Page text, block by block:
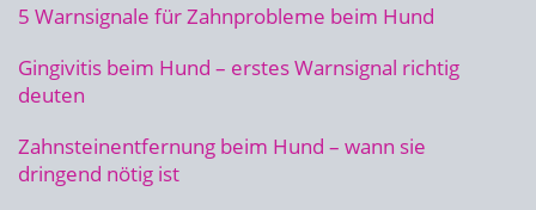
5 Warnsignale für Zahnprobleme beim Hund
Gingivitis beim Hund – erstes Warnsignal richtig
deuten
Zahnsteinentfernung beim Hund – wann sie
dringend nötig ist